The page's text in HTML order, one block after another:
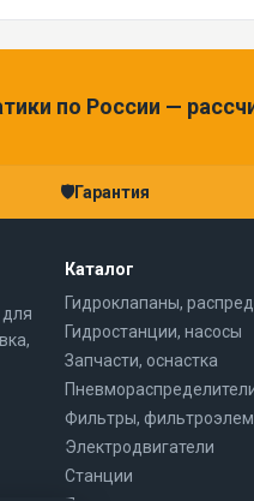
по России —
🛡Гарантия
Каталог
Гидроклапаны,
Гидростанции, насосы
Запчасти, оснастка
Фильтры,
Электродвигатели
Станции